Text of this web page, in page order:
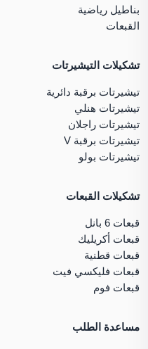
بناطيل رياضية
القبعات
تشكيلات التيشيرتات
تيشيرتات برقبة دائرية
تيشيرتات هنلي
تيشيرتات راجلان
تيشيرتات برقبة V
تيشيرتات بولو
تشكيلات القبعات
قبعات 6 بانل
قبعات أكريليك
قبعات قطنية
قبعات فليكسي فيت
قبعات فوم
مساعدة الطلب